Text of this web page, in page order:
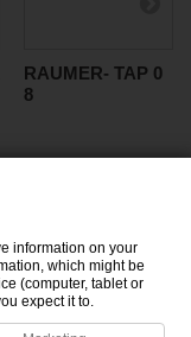
RAUMER- TAP 0
8
information on your
which might be
(computer, tablet or
expect it to.